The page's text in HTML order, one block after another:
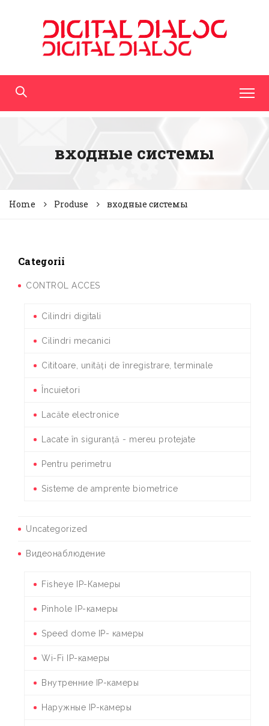
входные системы
Home Produse входные системы
Categorii
CONTROL ACCES
Cilindri digitali
Cilindri mecanici
Cititoare, unități de înregistrare, terminale
Încuietori
Lacăte electronice
Lacate în siguranță - mereu protejate
Pentru perimetru
Sisteme de amprente biometrice
Uncategorized
Видеонаблюдение
Fisheye IP-Камеры
Pinhole IP-камеры
Speed dome IP- камеры
Wi-Fi IP-камеры
Внутренние IP-камеры
Наружные IP-камеры